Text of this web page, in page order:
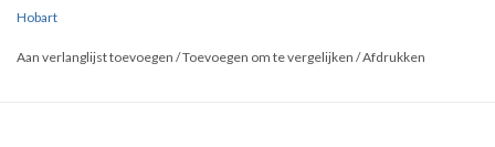
90x90x27 = lxdxh in cm's
Hobart
Aan verlanglijst toevoegen /Toevoegen om te vergelijken /Afdrukken